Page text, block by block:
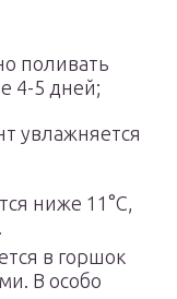
поливать
4-5 дней;
увлажняется
ниже 11°С,
в горшок
В особо